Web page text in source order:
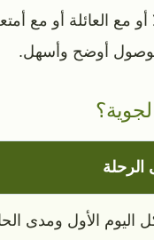
مع العائلة أو مع
أوضح وأسهل.
الرحلة
الأول ومدى